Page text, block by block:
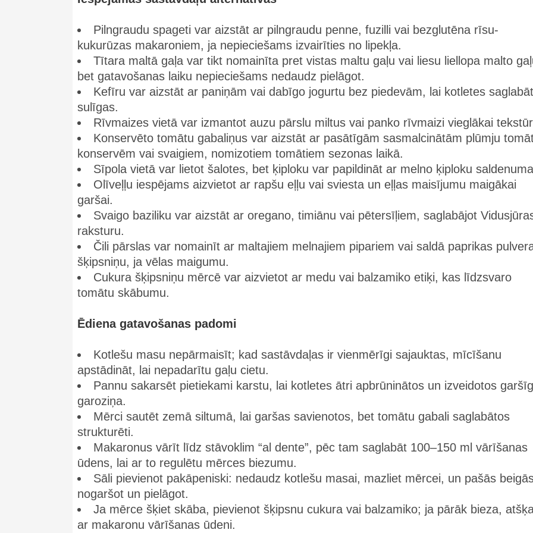
Pilngraudu spageti var aizstāt ar pilngraudu penne, fuzilli vai bezglutēna rīsu-
kukurūzas makaroniem, ja nepieciešams izvairīties no lipekļa.
Tītara maltā gaļa var tikt nomainīta pret vistas maltu gaļu vai liesu liellopa malto
bet gatavošanas laiku nepieciešams nedaudz pielāgot.
Kefīru var aizstāt ar paniņām vai dabīgo jogurtu bez piedevām, lai kotletes
sulīgas.
Rīvmaizes vietā var izmantot auzu pārslu miltus vai panko rīvmaizi vieglākai
Konservēto tomātu gabaliņus var aizstāt ar pasātīgām sasmalcinātām plūmju
konservēm vai svaigiem, nomizotiem tomātiem sezonas laikā.
Sīpola vietā var lietot šalotes, bet ķiploku var papildināt ar melno ķiploku
Olīveļļu iespējams aizvietot ar rapšu eļļu vai sviesta un eļļas maisījumu maigākai
garšai.
Svaigo baziliku var aizstāt ar oregano, timiānu vai pētersīļiem, saglabājot
raksturu.
Čili pārslas var nomainīt ar maltajiem melnajiem pipariem vai saldā paprikas
šķipsniņu, ja vēlas maigumu.
Cukura šķipsniņu mērcē var aizvietot ar medu vai balzamiko etiķi, kas līdzsvaro
tomātu skābumu.
Ēdiena gatavošanas padomi
Kotlešu masu nepārmaisīt; kad sastāvdaļas ir vienmērīgi sajauktas, mīcīšanu
apstādināt, lai nepadarītu gaļu cietu.
Pannu sakarsēt pietiekami karstu, lai kotletes ātri apbrūninātos un izveidotos
garoziņa.
Mērci sautēt zemā siltumā, lai garšas savienotos, bet tomātu gabali saglabātos
strukturēti.
Makaronus vārīt līdz stāvoklim “al dente”, pēc tam saglabāt 100–150 ml vārīšanas
ūdens, lai ar to regulētu mērces biezumu.
Sāli pievienot pakāpeniski: nedaudz kotlešu masai, mazliet mērcei, un pašās
nogaršot un pielāgot.
Ja mērce šķiet skāba, pievienot šķipsnu cukura vai balzamiko; ja pārāk bieza,
ar makaronu vārīšanas ūdeni.